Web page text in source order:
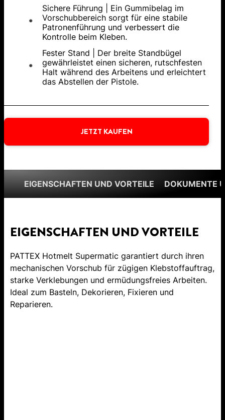
Sichere Führung | Ein Gummibelag im
Vorschubbereich sorgt für eine stabile
Patronenführung und verbessert die
Kontrolle beim Kleben.
Fester Stand | Der breite Standbügel
gewährleistet einen sicheren, rutschfesten
Halt während des Arbeitens und erleichtert
das Abstellen der Pistole.
JETZT KAUFEN
EIGENSCHAFTEN UND VORTEILE DOKUMENTE
EIGENSCHAFTEN UND VORTEILE
PATTEX Hotmelt Supermatic garantiert durch ihren
mechanischen Vorschub für zügigen Klebstoffauftrag,
starke Verklebungen und ermüdungsfreies Arbeiten.
Ideal zum Basteln, Dekorieren, Fixieren und
Reparieren.